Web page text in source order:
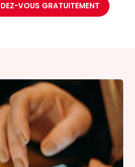
VOUS GRATUITEMENT